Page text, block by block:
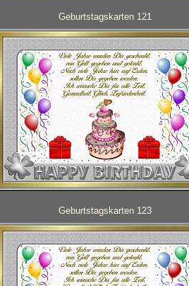
Geburtstagskarten 121
Geburtstagskarten 123